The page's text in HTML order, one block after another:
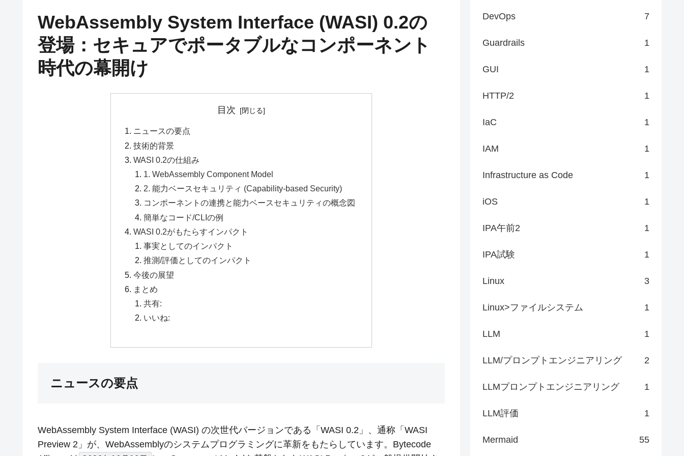
WebAssembly System Interface (WASI) 0.2の
登場：セキュアでポータブルなコンポーネント
時代の幕開け
目次
ニュースの要点
技術的背景
WASI 0.2の仕組み
1. WebAssembly Component Model
2. 能力ベースセキュリティ (Capability-based Security)
コンポーネントの連携と能力ベースセキュリティの概念図
簡単なコード/CLIの例
WASI 0.2がもたらすインパクト
事実としてのインパクト
推測/評価としてのインパクト
今後の展望
まとめ
共有:
いいね:
ニュースの要点
WebAssembly System Interface (WASI) の次世代バージョンである「WASI 0.2」、通称「WASI
Preview 2」が、WebAssemblyのシステムプログラミングに革新をもたらしています。Bytecode
DevOps 7
Guardrails 1
GUI 1
HTTP/2 1
IaC 1
IAM 1
Infrastructure as Code 1
iOS 1
IPA午前2 1
IPA試験 1
Linux 3
Linux>ファイルシステム 1
LLM 1
LLM/プロンプトエンジニアリング 2
LLMプロンプトエンジニアリング 1
LLM評価 1
Mermaid 55